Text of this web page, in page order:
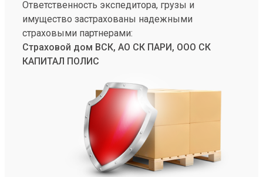
Ответственность экспедитора, грузы и
имущество застрахованы надежными
страховыми партнерами:
Страховой дом ВСК, АО СК ПАРИ, ООО СК
КАПИТАЛ ПОЛИС